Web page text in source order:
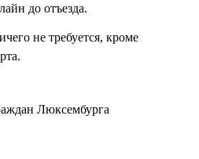
до отъезда.
не требуется, кроме
Люксембурга